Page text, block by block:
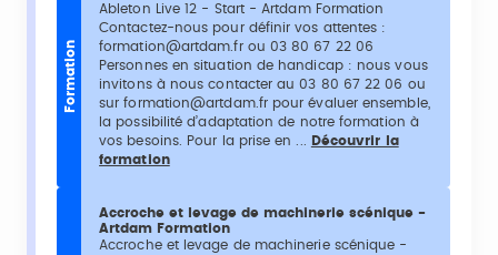
Formation
Ableton Live 12 - Start - Artdam Formation
Contactez-nous pour définir vos attentes :
formation@artdam.fr ou 03 80 67 22 06
Personnes en situation de handicap : nous vous
invitons à nous contacter au 03 80 67 22 06 ou
sur formation@artdam.fr pour évaluer ensemble,
la possibilité d’adaptation de notre formation à
vos besoins. Pour la prise en ...
Découvrir la
formation
Accroche et levage de machinerie scénique -
Artdam Formation
Accroche et levage de machinerie scénique -